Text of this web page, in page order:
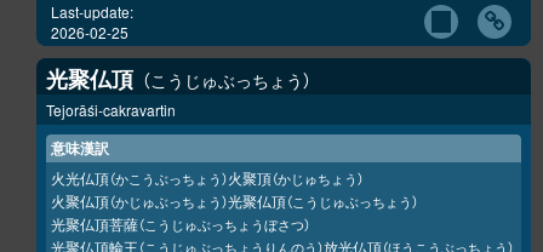
Last-update:
2026-02-25
光聚仏頂 こうじゅぶっちょう
Tejorāśi-cakravartin
意味漢訳
火光仏頂（かこうぶっちょう）火聚頂（かじゅちょう）
火聚仏頂（かじゅぶっちょう）光聚仏頂（こうじゅぶっちょう）
光聚仏頂菩薩（こうじゅぶっちょうぼさつ）
光聚仏頂輪王（こうじゅぶっちょうりんのう）放光仏頂（ほうこうぶっちょう）